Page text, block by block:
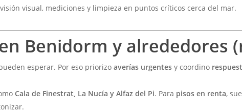
visual, mediciones y limpieza en puntos críticos cerca del mar.
Benidorm y alrededores
esperar. Por eso priorizoaverías urgentes y coordino
Cala de Finestrat, La Nucía y Alfaz del Pi. Para pisos en renta,